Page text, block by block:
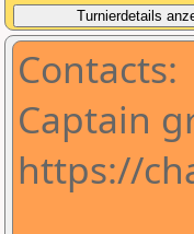
Contacts:
Captain
https://